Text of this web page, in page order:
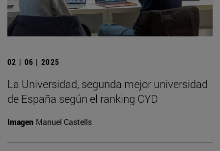
02 | 06 | 2025
La Universidad, segunda mejor universidad
de España según el ranking CYD
Imagen Manuel Castells